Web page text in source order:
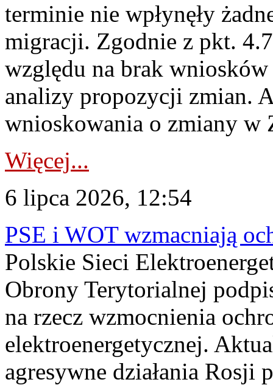
terminie nie wpłynęły
migracji. Zgodnie z pkt.
względu na brak
analizy propozycji zmian.
wnioskowania o zmiany w
Więcej...
6 lipca 2026, 12:54
PSE i WOT wzmacniają
Polskie Sieci
Obrony Terytorialnej
na rzecz wzmocnienia
elektroenergetycznej.
agresywne działania Rosji